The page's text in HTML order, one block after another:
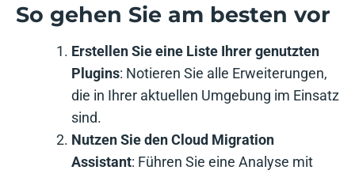
So gehen Sie am besten vor
Erstellen Sie eine Liste Ihrer genutzten
Plugins: Notieren Sie alle Erweiterungen,
die in Ihrer aktuellen Umgebung im Einsatz
sind.
Nutzen Sie den Cloud Migration
Assistant: Führen Sie eine Analyse mit